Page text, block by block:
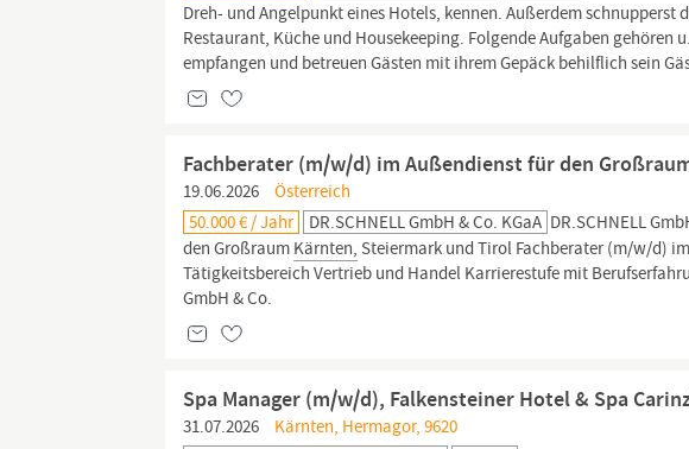
Dreh- und Angelpunkt eines Hotels, kennen. Außerdem
Restaurant, Küche und Housekeeping. Folgende Aufgaben
empfangen und betreuen Gästen mit ihrem Gepäck behilflich sein
Fachberater (m/w/d) im Außendienst für den
19.06.2026
Österreich
50.000 € / Jahr
DR.SCHNELL GmbH & Co. KGaA DR.SCHNELL
den Großraum Kärnten, Steiermark und Tirol Fachberater (m/w/d)
Tätigkeitsbereich Vertrieb und Handel Karrierestufe mit
GmbH & Co.
Spa Manager (m/w/d), Falkensteiner Hotel & Spa
31.07.2026
Kärnten, Hermagor, 9620